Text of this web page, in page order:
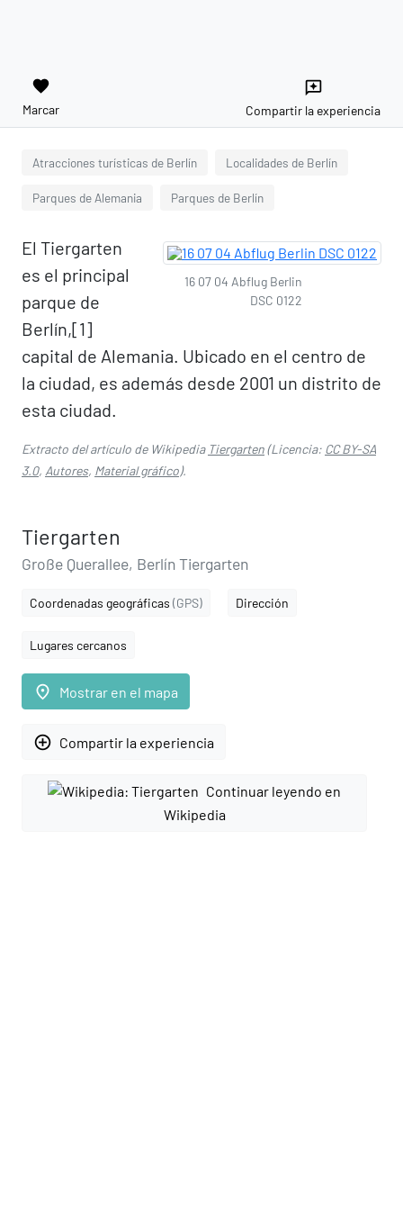
favorite
Marcar
reviews
Compartir la experiencia
Atracciones turísticas de Berlín Localidades de Berlín
Parques de Alemania Parques de Berlín
16 07 04 Abflug Berlin
DSC 0122
El Tiergarten
es el principal
parque de
Berlín,[1]​
capital de Alemania. Ubicado en el centro de
la ciudad, es además desde 2001 un distrito de
esta ciudad.
Extracto del artículo de Wikipedia Tiergarten(Licencia: CC BY-SA
3.0, Autores, Material gráfico).
Tiergarten
Große Querallee, Berlín Tiergarten
Coordenadas geográficas (GPS) Dirección
Lugares cercanos
place Mostrar en el mapa
add_circle_outline Compartir la experiencia
Continuar leyendo en
Wikipedia